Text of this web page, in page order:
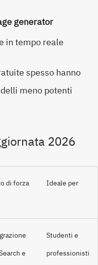
generator
in tempo reale
spesso hanno
meno potenti
2026
di forza Ideale per
e
Studenti e
professionisti